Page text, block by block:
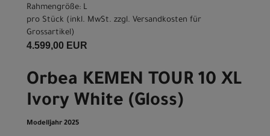
Rahmengröße: L
pro Stück (inkl. MwSt. zzgl. Versandkosten für
Grossartikel )
4.599,00 EUR
Orbea KEMEN TOUR 10 XL
Ivory White (Gloss)
Modelljahr 2025